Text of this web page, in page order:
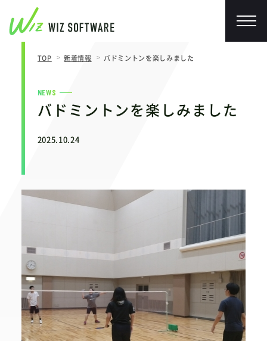
TOP 新着情報 バドミントンを楽しみました
NEWS
バドミントンを楽しみました
2025.10.24